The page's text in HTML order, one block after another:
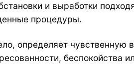
и выработки
процедуры.
определяет чувственную
беспокойства